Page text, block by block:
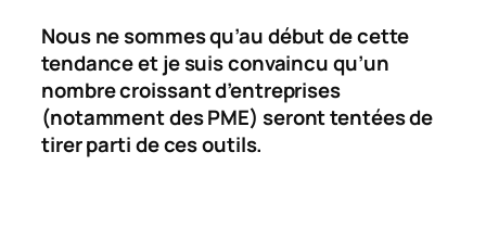
Nous ne sommes qu’au début de cette
tendance et je suis convaincu qu’un
nombre croissant d’entreprises
(notamment des PME) seront tentées de
tirer parti de ces outils.